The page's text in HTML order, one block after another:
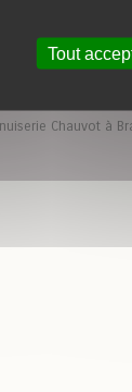
Chauvot à
Tout